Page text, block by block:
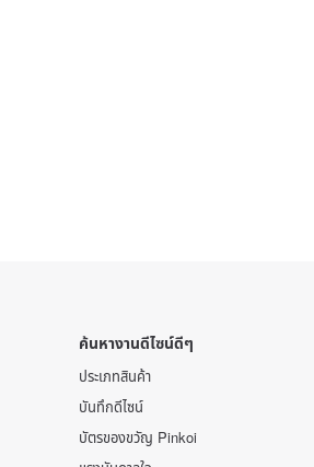
ค้นหางานดีไซน์ดีๆ
ประเภทสินค้า
บันทึกดีไซน์
บัตรของขวัญ Pinkoi